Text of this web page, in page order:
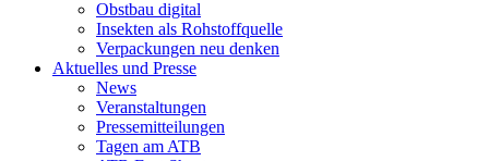
Obstbau digital
Insekten als Rohstoffquelle
Verpackungen neu denken
Aktuelles und Presse
News
Veranstaltungen
Pressemitteilungen
Tagen am ATB